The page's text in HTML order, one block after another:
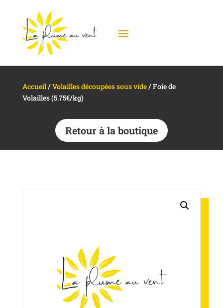
Accueil/Volailles découpées sous vide/ Foie de
Volailles (5.75€/kg)
Retour à la boutique